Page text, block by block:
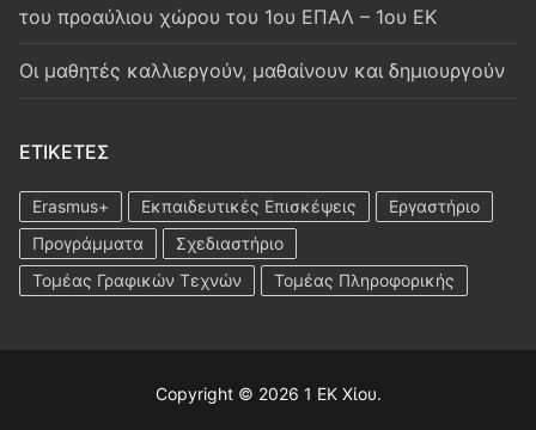
του προαύλιου χώρου του 1ου ΕΠΑΛ – 1ου ΕΚ
Οι μαθητές καλλιεργούν, μαθαίνουν και δημιουργούν
ΕΤΙΚΈΤΕΣ
Erasmus+ Εκπαιδευτικές Επισκέψεις
Εργαστήριο
Προγράμματα
Σχεδιαστήριο
Τομέας Γραφικών Τεχνών
Τομέας Πληροφορικής
Copyright © 2026 1 ΕΚ Χίου.